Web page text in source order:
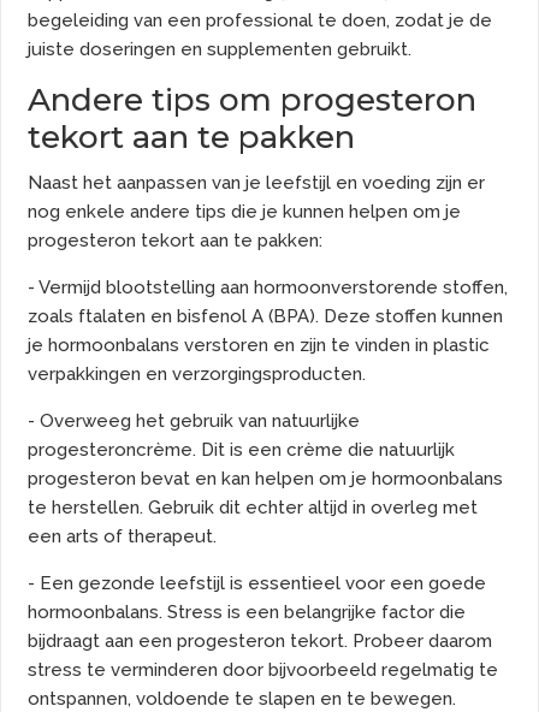
begeleiding van een professional te doen, zodat je de
juiste doseringen en supplementen gebruikt.
Andere tips om progesteron
tekort aan te pakken
Naast het aanpassen van je leefstijl en voeding zijn er
nog enkele andere tips die je kunnen helpen om je
progesteron tekort aan te pakken:
- Vermijd blootstelling aan hormoonverstorende stoffen,
zoals ftalaten en bisfenol A (BPA). Deze stoffen kunnen
je hormoonbalans verstoren en zijn te vinden in plastic
verpakkingen en verzorgingsproducten.
- Overweeg het gebruik van natuurlijke
progesteroncrème. Dit is een crème die natuurlijk
progesteron bevat en kan helpen om je hormoonbalans
te herstellen. Gebruik dit echter altijd in overleg met
een arts of therapeut.
- Een gezonde leefstijl is essentieel voor een goede
hormoonbalans. Stress is een belangrijke factor die
bijdraagt aan een progesteron tekort. Probeer daarom
stress te verminderen door bijvoorbeeld regelmatig te
ontspannen, voldoende te slapen en te bewegen.